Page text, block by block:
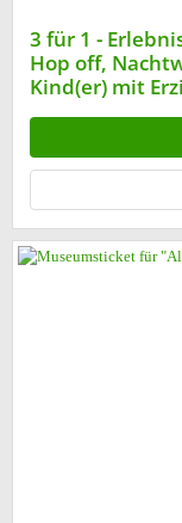
3 für 1 -
Hop off,
Kind(er) mit